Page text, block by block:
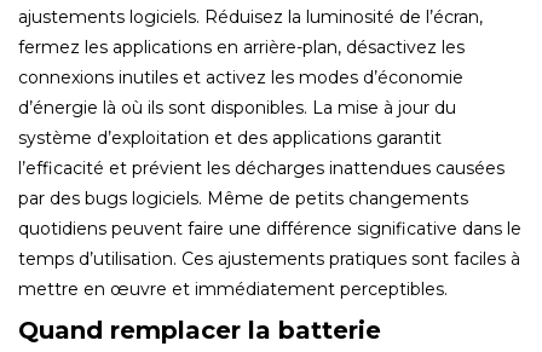
ajustements logiciels. Réduisez la luminosité de l’écran,
fermez les applications en arrière-plan, désactivez les
connexions inutiles et activez les modes d’économie
d’énergie là où ils sont disponibles. La mise à jour du
système d’exploitation et des applications garantit
l’efficacité et prévient les décharges inattendues causées
par des bugs logiciels. Même de petits changements
quotidiens peuvent faire une différence significative dans le
temps d’utilisation. Ces ajustements pratiques sont faciles à
mettre en œuvre et immédiatement perceptibles.
Quand remplacer la batterie